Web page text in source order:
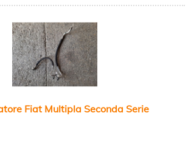
Fiat Multipla Seconda Serie